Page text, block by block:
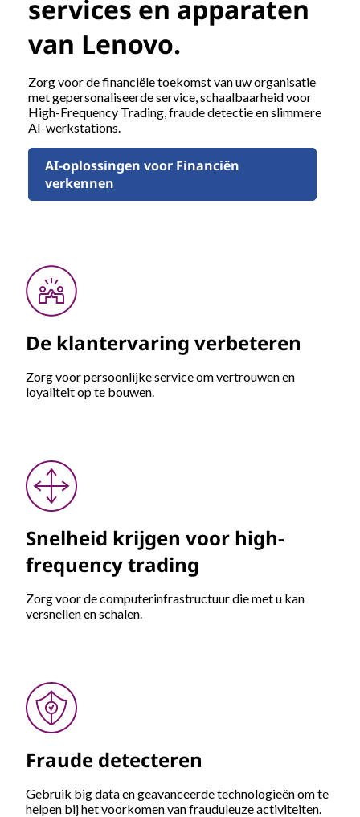
services en apparaten
van Lenovo.
Zorg voor de financiële toekomst van uw organisatie
met gepersonaliseerde service, schaalbaarheid voor
High-Frequency Trading, fraude detectie en slimmere
AI-werkstations.
AI-oplossingen voor Financiën
verkennen
De klantervaring verbeteren
Zorg voor persoonlijke service om vertrouwen en
loyaliteit op te bouwen.
Snelheid krijgen voor high-
frequency trading
Zorg voor de computerinfrastructuur die met u kan
versnellen en schalen.
Fraude detecteren
Gebruik big data en geavanceerde technologieën om te
helpen bij het voorkomen van frauduleuze activiteiten.